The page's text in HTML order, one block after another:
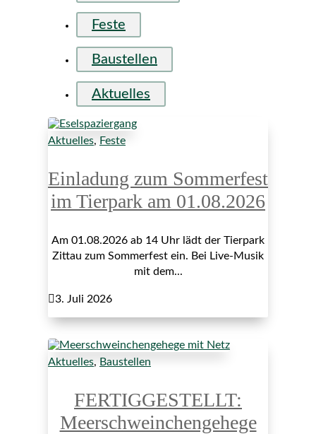
Feste
Baustellen
Aktuelles
Aktuelles, Feste
Einladung zum Sommerfest
im Tierpark am 01.08.2026
Am 01.08.2026 ab 14 Uhr lädt der Tierpark
Zittau zum Sommerfest ein. Bei Live-Musik
mit dem...
3. Juli 2026
Aktuelles, Baustellen
FERTIGGESTELLT:
Meerschweinchengehege